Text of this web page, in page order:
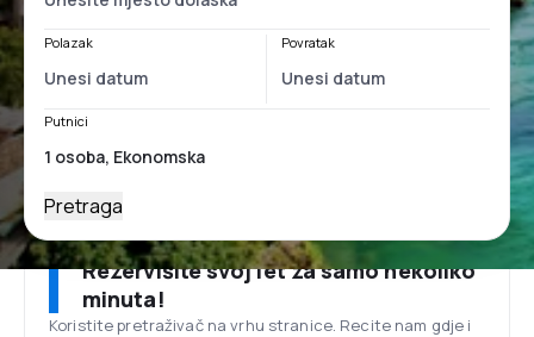
Polazak Povratak
Putnici
Pretraga
Rezervišite svoj let za samo nekoliko
minuta!
Koristite pretraživač na vrhu stranice. Recite nam gdje i